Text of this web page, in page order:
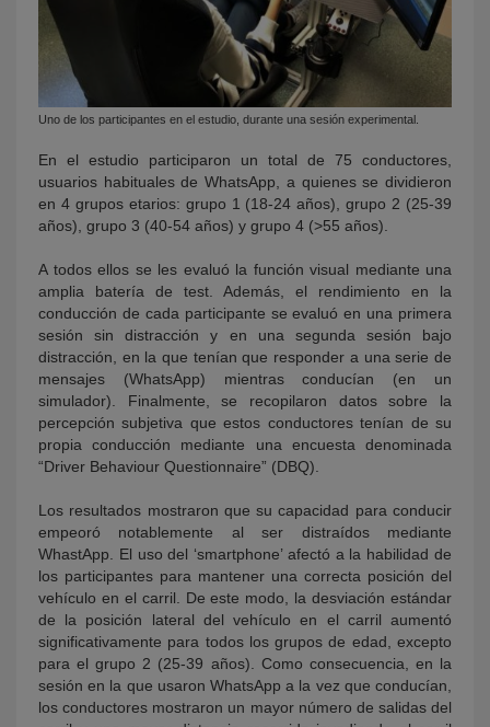
Uno de los participantes en el estudio, durante una sesión experimental.
En el estudio participaron un total de 75 conductores,
usuarios habituales de WhatsApp, a quienes se dividieron
en 4 grupos etarios: grupo 1 (18-24 años), grupo 2 (25-39
años), grupo 3 (40-54 años) y grupo 4 (>55 años).
A todos ellos se les evaluó la función visual mediante una
amplia batería de test. Además, el rendimiento en la
conducción de cada participante se evaluó en una primera
sesión sin distracción y en una segunda sesión bajo
distracción, en la que tenían que responder a una serie de
mensajes (WhatsApp) mientras conducían (en un
simulador). Finalmente, se recopilaron datos sobre la
percepción subjetiva que estos conductores tenían de su
propia conducción mediante una encuesta denominada
“Driver Behaviour Questionnaire” (DBQ).
Los resultados mostraron que su capacidad para conducir
empeoró notablemente al ser distraídos mediante
WhastApp. El uso del ‘smartphone’ afectó a la habilidad de
los participantes para mantener una correcta posición del
vehículo en el carril. De este modo, la desviación estándar
de la posición lateral del vehículo en el carril aumentó
significativamente para todos los grupos de edad, excepto
para el grupo 2 (25-39 años). Como consecuencia, en la
sesión en la que usaron WhatsApp a la vez que conducían,
los conductores mostraron un mayor número de salidas del